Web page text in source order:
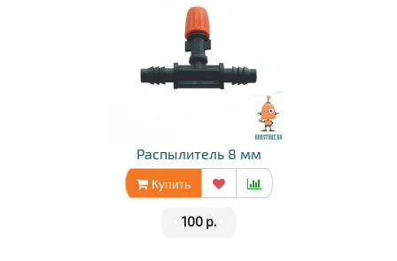
Распылитель 8 мм
Купить
100 р.